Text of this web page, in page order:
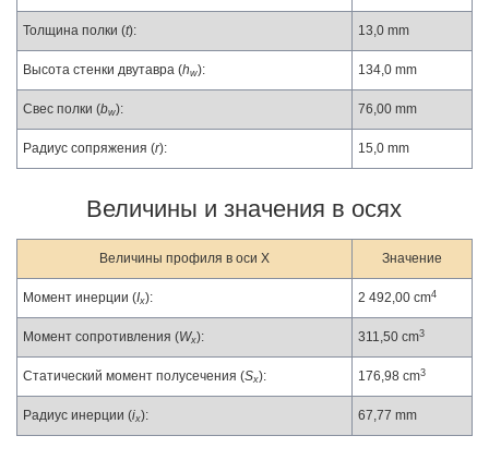
Толщина полки (t): 13,0 mm
Высота стенки двутавра (hw): 134,0 mm
Свес полки (bw): 76,00 mm
Радиус сопряжения (r): 15,0 mm
Величины и значения в осях
Величины профиля в оси X Значение
Момент инерции (Ix): 2 492,00 cm4
Момент сопротивления (Wx): 311,50 cm3
Статический момент полусечения (Sx): 176,98 cm3
Радиус инерции (ix): 67,77 mm